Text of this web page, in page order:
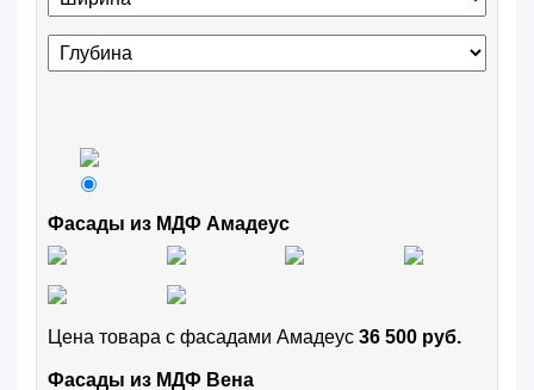
Фасады из МДФ Амадеус
Цена товара с фасадами Амадеус 36 500 руб.
Фасады из МДФ Вена